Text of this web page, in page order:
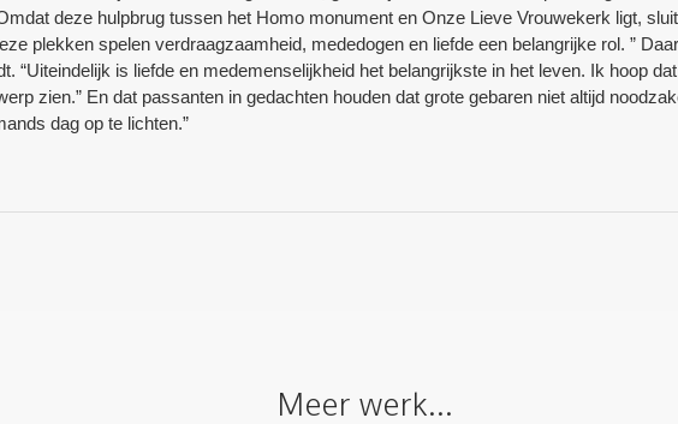
deze hulpbrug tussen het Homo monument en Onze Lieve Vrouwekerk ligt,
plekken spelen verdraagzaamheid, mededogen en liefde een belangrijke rol. ”
“Uiteindelijk is liefde en medemenselijkheid het belangrijkste in het leven. Ik hoop
zien.” En dat passanten in gedachten houden dat grote gebaren niet altijd
dag op te lichten.”
Meer werk...